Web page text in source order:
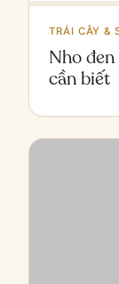
TRÁI CÂY &
Nho
cần biết